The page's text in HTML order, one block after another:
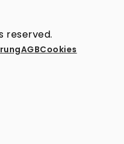
reserved.
AGBCookies